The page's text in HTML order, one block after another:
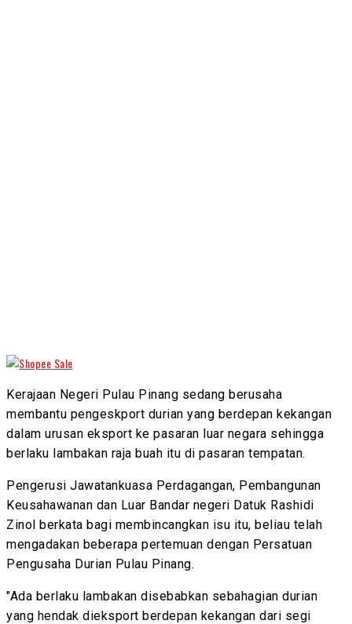
Kerajaan Negeri Pulau Pinang sedang berusaha
membantu pengeskport durian yang berdepan kekangan
dalam urusan eksport ke pasaran luar negara sehingga
berlaku lambakan raja buah itu di pasaran tempatan.
Pengerusi Jawatankuasa Perdagangan, Pembangunan
Keusahawanan dan Luar Bandar negeri Datuk Rashidi
Zinol berkata bagi membincangkan isu itu, beliau telah
mengadakan beberapa pertemuan dengan Persatuan
Pengusaha Durian Pulau Pinang.
"Ada berlaku lambakan disebabkan sebahagian durian
yang hendak dieksport berdepan kekangan dari segi